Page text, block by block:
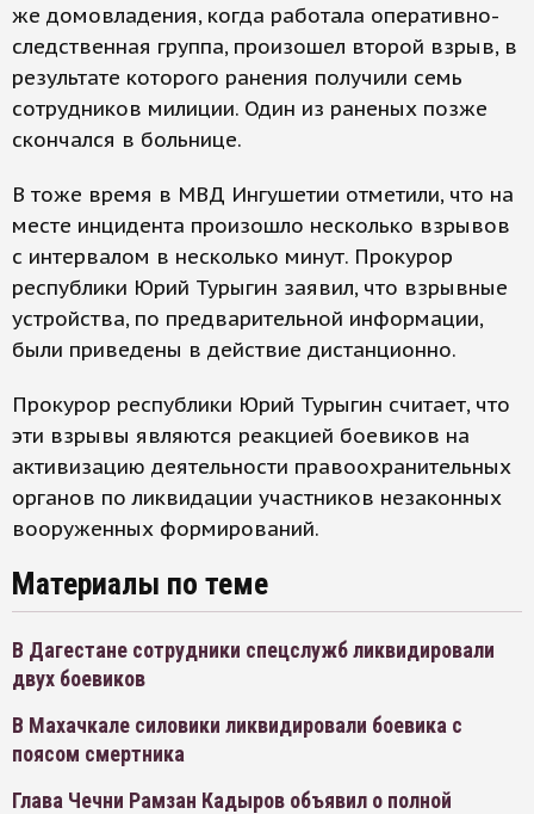
же домовладения, когда работала оперативно-
следственная группа, произошел второй взрыв, в
результате которого ранения получили семь
сотрудников милиции. Один из раненых позже
скончался в больнице.
В тоже время в МВД Ингушетии отметили, что на
месте инцидента произошло несколько взрывов
с интервалом в несколько минут. Прокурор
республики Юрий Турыгин заявил, что взрывные
устройства, по предварительной информации,
были приведены в действие дистанционно.
Прокурор республики Юрий Турыгин считает, что
эти взрывы являются реакцией боевиков на
активизацию деятельности правоохранительных
органов по ликвидации участников незаконных
вооруженных формирований.
Материалы по теме
В Дагестане сотрудники спецслужб ликвидировали
двух боевиков
В Махачкале силовики ликвидировали боевика с
поясом смертника
Глава Чечни Рамзан Кадыров объявил о полной